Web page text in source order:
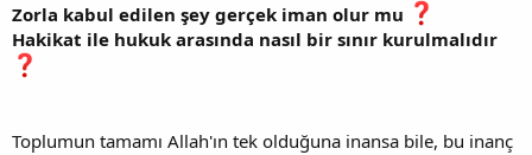
Zorla kabul edilen şey gerçek iman olur mu
Hakikat ile hukuk arasında nasıl bir sınır kurulmalıdır
Toplumun tamamı Allah'ın tek olduğuna inansa bile, bu inanç